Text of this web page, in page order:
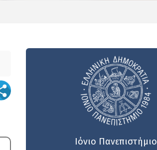
Ιόνιο Πανεπιστήμιο